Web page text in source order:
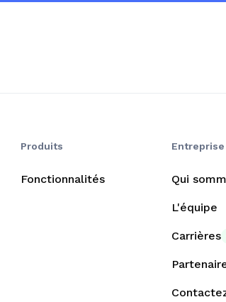
Produits
Fonctionnalités
Entreprise
Qui
L'équipe
Carrières